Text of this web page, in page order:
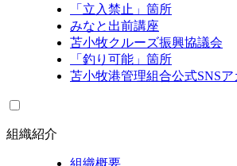
「立入禁止」箇所
みなと出前講座
苫小牧クルーズ振興協議会
「釣り可能」箇所
苫小牧港管理組合公式SNSア
組織紹介
組織概要